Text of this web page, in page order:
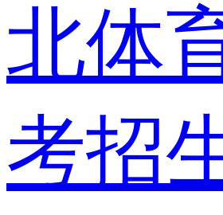
北体
考招